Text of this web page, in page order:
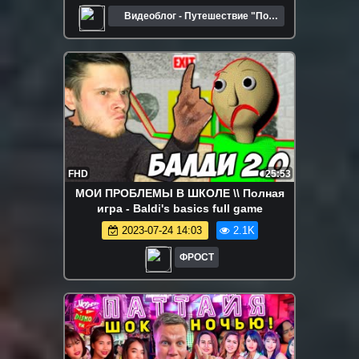
Видеоблог - Путешествие "По
FHD 25:53
МОИ ПРОБЛЕМЫ В ШКОЛЕ \\ Полная
игра - Baldi's basics full game
2023-07-24 14:03 2.1K
ФРОСТ